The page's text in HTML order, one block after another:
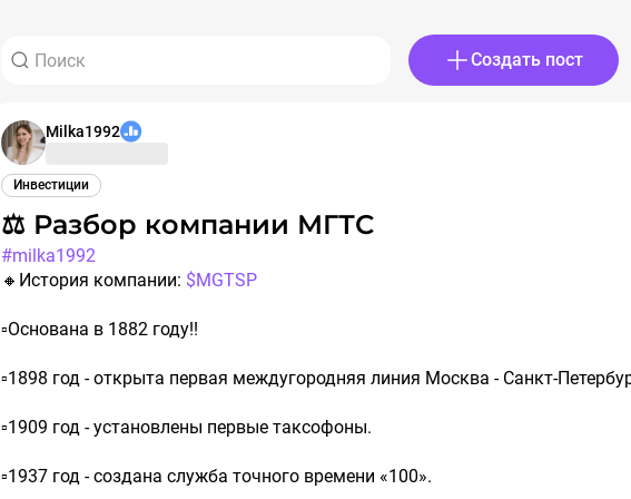
Создать пост
Milka1992
Инвестиции
⚖️ Разбор компании МГТС
#milka1992
🔸История компании: ​​​ $MGTSP
▫️Основана в 1882 году!!
▫️1898 год - открыта первая междугородняя линия Москва - Санкт-
▫️1909 год - установлены первые таксофоны.
▫️1937 год - создана служба точного времени «100».